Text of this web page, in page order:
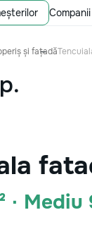
și fațadă
· Mediu